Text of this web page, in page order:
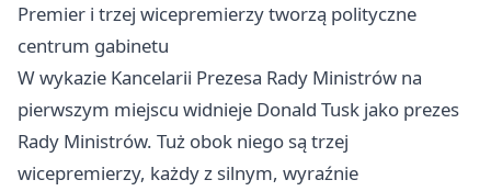
Premier i trzej wicepremierzy tworzą polityczne
centrum gabinetu
W wykazie Kancelarii Prezesa Rady Ministrów na
pierwszym miejscu widnieje Donald Tusk jako prezes
Rady Ministrów. Tuż obok niego są trzej
wicepremierzy, każdy z silnym, wyraźnie